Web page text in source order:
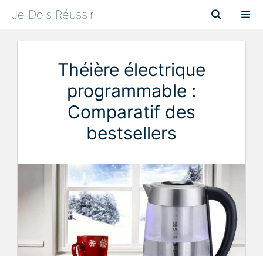
Je Dois Réussir
Menu
Théière électrique
programmable :
Comparatif des
bestsellers